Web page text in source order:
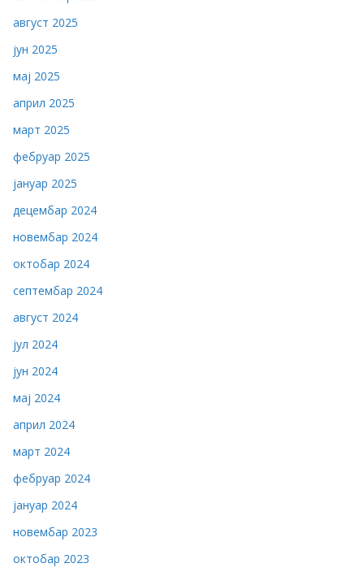
август 2025
јун 2025
мај 2025
април 2025
март 2025
фебруар 2025
јануар 2025
децембар 2024
новембар 2024
октобар 2024
септембар 2024
август 2024
јул 2024
јун 2024
мај 2024
април 2024
март 2024
фебруар 2024
јануар 2024
новембар 2023
октобар 2023